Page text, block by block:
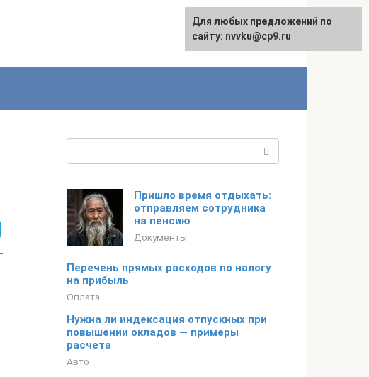
English
Пришло время отдыхать:
отправляем сотрудника
на пенсию
Документы
Перечень прямых расходов по налогу
на прибыль
Оплата
Нужна ли индексация отпускных при
повышении окладов — примеры
расчета
Авто
Для любых предложений по
сайту: nvvku@cp9.ru